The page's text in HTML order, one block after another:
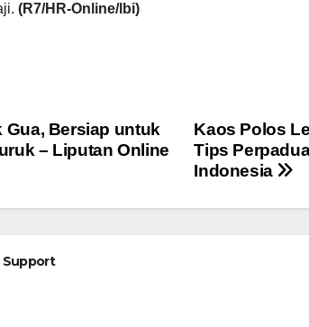
(R7/HR-Online/lbi)
Kaos Polos
Tips
Indonesia
Gua, Bersiap untuk
– Liputan Online
Support